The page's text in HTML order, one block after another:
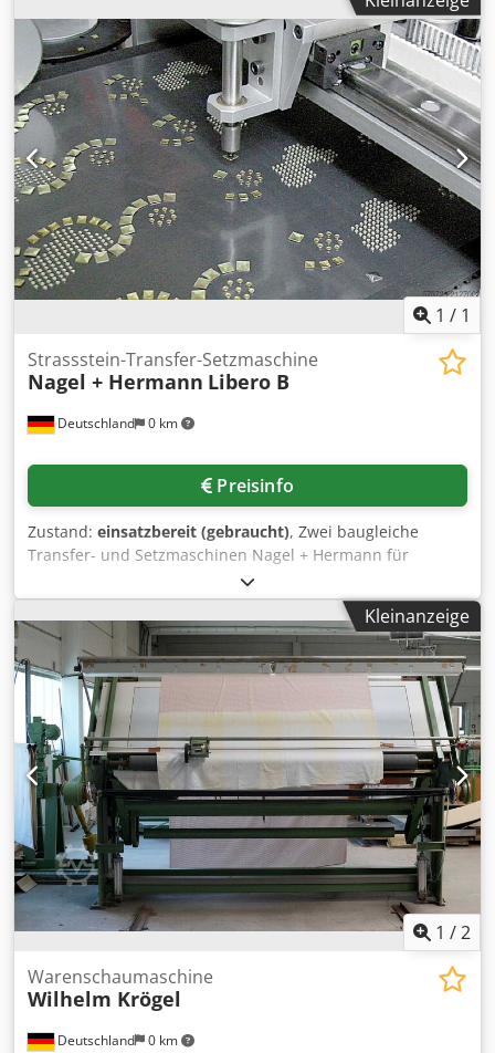
2mm/3mm/4mm/5mm/6mm/8mm. Inklusive Laptop, CAD-
Programm, Förderteller, diverse Werkzeuge und
Ersatzteile. Dokumentation vorhanden. Eine Besichtigung
vor Ort ist möglich. Crjdpfjzdkpzox Af Dof
1 / 1
Deutschland 0 km
Strassstein-Transfer-Setzmaschine
Nagel + Hermann Libero B
Preisinfo
Zustand: einsatzbereit (gebraucht), Zwei baugleiche
Transfer- und Setzmaschinen Nagel + Hermann für
Transfermotive (Strass-, Hotfix- oder Ähnliches) stehen zur
Verfügung. Farben: 6, Formen: 2, Produktionsleistung (2-
farbig): 8000Elemente/h, Fördertopf-Durchmesser: 200mm.
Maschinendimensionen X/Y/Z: ca.
2450mm/1100mm/1800mm, Gewicht: ca. 400kg. Inklusive
PC, CAD-Programm, 8x Förderteller, 22 Fördertöpfe, 4
Rundtische sowie diverse Ersatzteile und Werkzeuge.
Dokumentation vorhanden. Eine Besichtigung vor Ort ist
möglich. Cedpjzdkp Ijfx Af Derf
Kleinanzeige
1 /2
Deutschland 0 km
Warenschaumaschine
Wilhelm Krögel